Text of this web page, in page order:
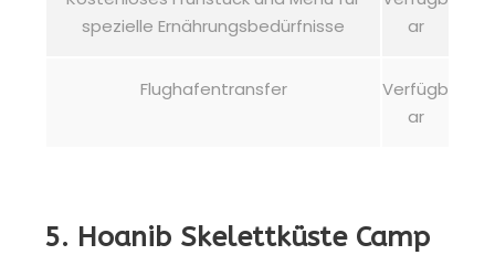
spezielle Ernährungsbedürfnisse
ar
Flughafentransfer
Verfügb
ar
5. Hoanib Skelettküste Camp